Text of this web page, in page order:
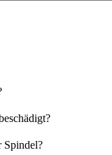
Spindel?